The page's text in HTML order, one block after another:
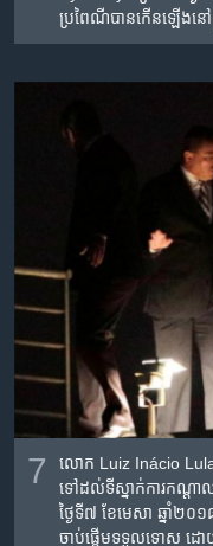
ប្រពៃណី​បាន​កើន​ឡើង​នៅ​
7
លោក Luiz Inácio
ទៅ​ដល់​ទីស្នាក់ការ​កណ្ត
ថ្ងៃទី៧ ខែមេសា ឆ្នាំ
ចាប់ផ្តើម​ទទួល​ទោស ដោយ​